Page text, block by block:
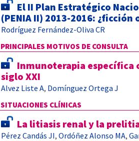
El II Plan Estratégico
(PENIA II) 2013-2016: ¿ficción
Rodríguez Fernández-Oliva CR
PRINCIPALES MOTIVOS DE CONSULTA
Inmunoterapia específica
siglo XXI
Alvez Liste A, Domínguez Ortega J
SITUACIONES CLÍNICAS
La litiasis renal y la
Pérez Candás JI, Ordóñez Alonso MA,